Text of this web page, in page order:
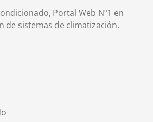
Portal Web Nº1 en
de sistemas de climatización.